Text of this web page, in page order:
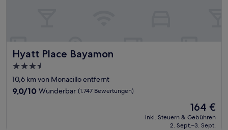
Hyatt Place Bayamon
Hyatt Place Bayamon
3.5-
Sterne-
Unterkunft
10,6 km von Monacillo entfernt
9.0
9,0/10 Wunderbar (1.747 Bewertungen)
Der
Preis
beträgt
164 €
inkl. Steuern & Gebühren
2. Sept.–3. Sept.